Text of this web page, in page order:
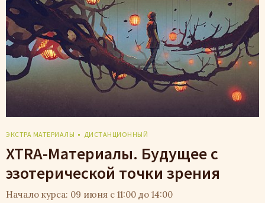
ЭКСТРА МАТЕРИАЛЫ ДИСТАНЦИОННЫЙ
XTRA-Материалы. Будущее с
эзотерической точки зрения
Начало курса: 09 июня с 11:00 до 14:00